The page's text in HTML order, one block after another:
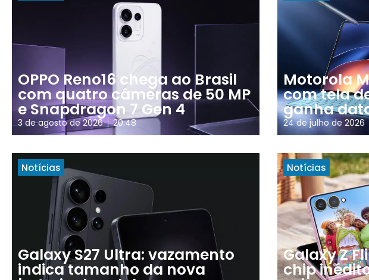
OPPO Reno16 chega ao Brasil
com quatro câmeras de 50 MP
e Snapdragon 7 Gen 4
3 de agosto de 2026 20:48
Motorola
com tela
ganha
24 de julho de 2026
Notícias
Galaxy S27 Ultra: vazamento
indica tamanho da nova
Notícias
Galaxy Z
chip